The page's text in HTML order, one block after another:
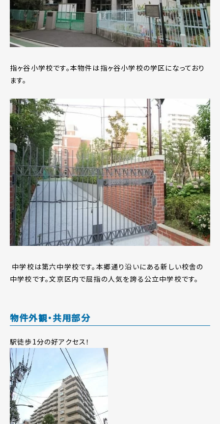
指ヶ谷小学校です。本物件は指ヶ谷小学校の学区になっており
ます。
中学校は第六中学校です。本郷通り沿いにある新しい校舎の
中学校です。文京区内で屈指の人気を誇る公立中学校です。
物件外観・共用部分
駅徒歩1分の好アクセス！